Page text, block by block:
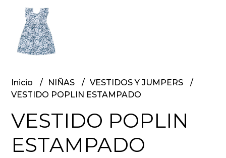
Inicio NIÑAS
VESTIDOS Y JUMPERS
VESTIDO POPLIN ESTAMPADO
VESTIDO POPLIN
ESTAMPADO